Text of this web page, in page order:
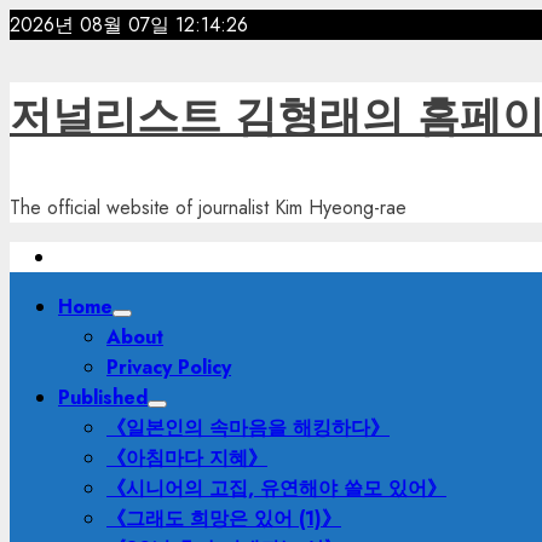
Skip
2026년 08월 07일 12:14:28
저널리스트 김형래의 홈페
The official website of journalist Kim Hyeong-rae
PrimaryHome
About
Privacy Policy
Published
《일본인의 속마음을 해킹하다》
《아침마다 지혜》
《시니어의 고집, 유연해야 쓸모 있어》
《그래도 희망은 있어 (1)》